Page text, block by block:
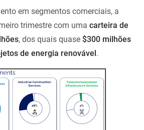
em segmentos comerciais, a
trimestre com uma carteira de
, dos quais quase $300 milhões
de energia renovável .